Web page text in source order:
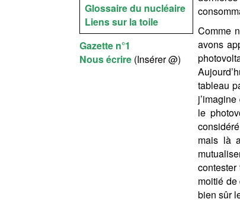
Glossaire du nucléaire
Liens sur la toile
Gazette n°1
Nous écrire (Insérer @)
Comme
avons
tableau
le
mais là
moitié de
bien sûr